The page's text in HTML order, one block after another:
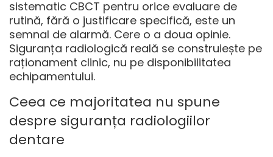
sistematic CBCT pentru orice evaluare de
rutină, fără o justificare specifică, este un
semnal de alarmă. Cere o a doua opinie.
Siguranța radiologică reală se construiește pe
raționament clinic, nu pe disponibilitatea
echipamentului.
Ceea ce majoritatea nu spune
despre siguranța radiologiilor
dentare